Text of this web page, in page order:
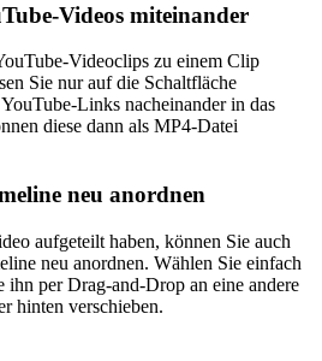
Videos miteinander
Videoclips zu einem Clip
Sie nur auf die Schaltfläche
Links nacheinander in das
diese dann als MP4-Datei
neu anordnen
aufgeteilt haben, können Sie auch
neu anordnen. Wählen Sie einfach
ihn per Drag-and-Drop an eine andere
hinten verschieben.